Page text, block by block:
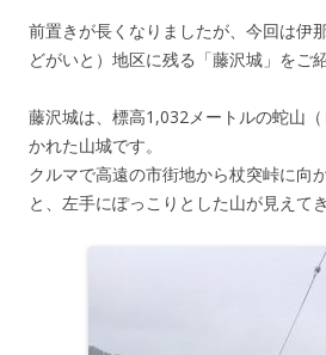
前置きが長くなりましたが、今回は伊
どがいと）地区に残る「藤沢城」をご
藤沢城は、標高1,032メートルの蛇山
かれた山城です。
クルマで高遠の市街地から杖突峠に向
と、左手にぽっこりとした山が見えてき